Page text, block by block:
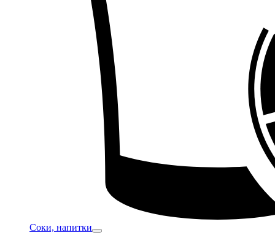
Соки, напитки